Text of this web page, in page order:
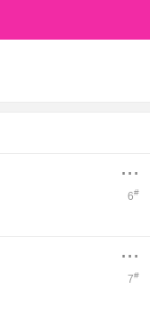
...
6#
...
7#